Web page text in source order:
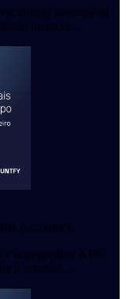
sustentável
financei…
Accountfy.
e acompanhar KPIs
o retrabal…